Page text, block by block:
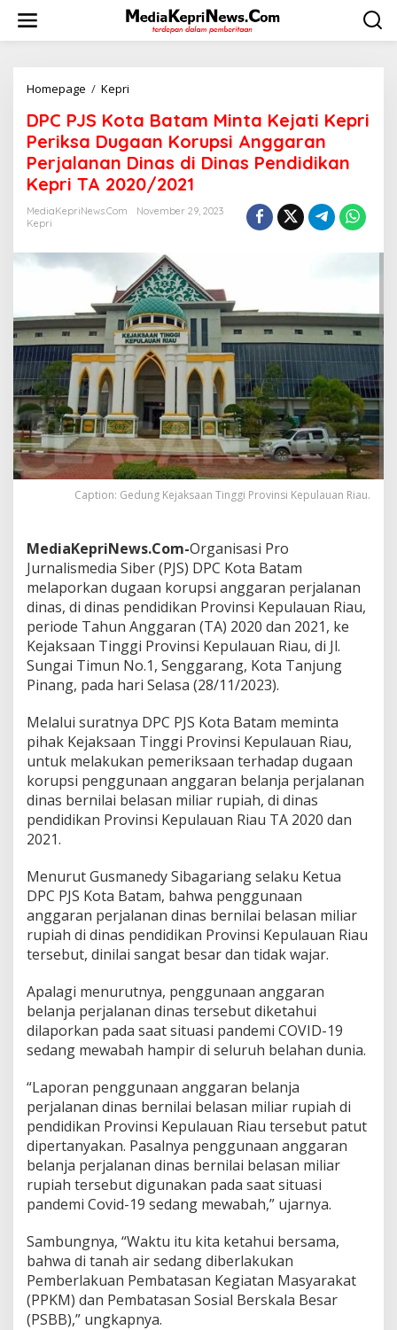
w
Homepage / Kepri
C
P
J
S
K
t
a
m
M
i
n
a
K
e
j
a
t
K
r
i
P
e
r
i
k
s
a
D
g
a
a
n
K
o
r
s
i
A
n
g
g
a
n
P
e
a
l
a
n
n
D
i
a
d
i
D
i
DPC PJS Kota Batam Minta Kejati Kepri
Periksa Dugaan Korupsi Anggaran
Perjalanan Dinas di Dinas Pendidikan
Kepri TA 2020/2021
MediaKepriNews.com
November 29, 2023
Kepri
Caption: Gedung Kejaksaan Tinggi Provinsi Kepulauan Riau.
MediaKepriNews.Com-Organisasi Pro
Jurnalismedia Siber (PJS) DPC Kota Batam
melaporkan dugaan korupsi anggaran perjalanan
dinas, di dinas pendidikan Provinsi Kepulauan Riau,
periode Tahun Anggaran (TA) 2020 dan 2021, ke
Kejaksaan Tinggi Provinsi Kepulauan Riau, di Jl.
Sungai Timun No.1, Senggarang, Kota Tanjung
Pinang, pada hari Selasa (28/11/2023).
Melalui suratnya DPC PJS Kota Batam meminta
pihak Kejaksaan Tinggi Provinsi Kepulauan Riau,
untuk melakukan pemeriksaan terhadap dugaan
korupsi penggunaan anggaran belanja perjalanan
dinas bernilai belasan miliar rupiah, di dinas
pendidikan Provinsi Kepulauan Riau TA 2020 dan
2021.
Menurut Gusmanedy Sibagariang selaku Ketua
DPC PJS Kota Batam, bahwa penggunaan
anggaran perjalanan dinas bernilai belasan miliar
rupiah di dinas pendidikan Provinsi Kepulauan Riau
tersebut, dinilai sangat besar dan tidak wajar.
Apalagi menurutnya, penggunaan anggaran
belanja perjalanan dinas tersebut diketahui
dilaporkan pada saat situasi pandemi COVID-19
sedang mewabah hampir di seluruh belahan dunia.
“Laporan penggunaan anggaran belanja
perjalanan dinas bernilai belasan miliar rupiah di
pendidikan Provinsi Kepulauan Riau tersebut patut
dipertanyakan. Pasalnya penggunaan anggaran
belanja perjalanan dinas bernilai belasan miliar
rupiah tersebut digunakan pada saat situasi
pandemi Covid-19 sedang mewabah,” ujarnya.
Sambungnya, “Waktu itu kita ketahui bersama,
bahwa di tanah air sedang diberlakukan
Pemberlakuan Pembatasan Kegiatan Masyarakat
(PPKM) dan Pembatasan Sosial Berskala Besar
(PSBB),” ungkapnya.